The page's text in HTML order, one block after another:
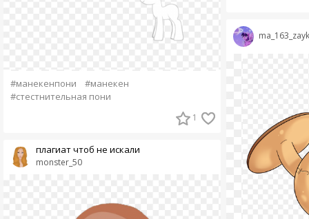
#манекенпони
#манекен
#стестнительная пони
1
monster_50
плагиат чтоб не искали